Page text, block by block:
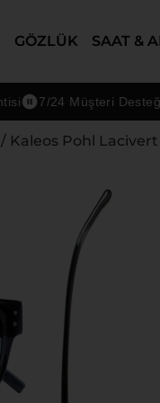
GÖZLÜK SAAT &
7/24 Müşteri Desteği
/ Kaleos Pohl